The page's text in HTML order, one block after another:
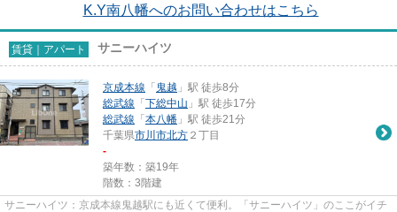
K.Y南八幡へのお問い合わせはこちら
賃貸｜アパート サニーハイツ
京成本線 「 鬼越 」駅 徒歩8分
総武線 「 下総中山 」駅 徒歩17分
総武線 「 本八幡 」駅 徒歩21分
千葉県市川市北方 ２丁目
-
築年数：築19年
階数：3階建
サニーハイツ：京成本線鬼越駅にも近くて便利。「サニーハイツ」のここがイチ